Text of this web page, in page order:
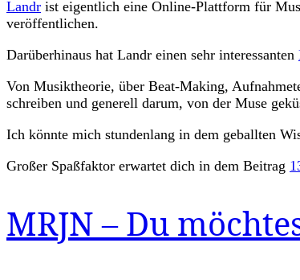
Landr ist eigentlich eine Online-Plattform für
veröffentlichen.
Darüberhinaus hat Landr einen sehr interessanten
Von Musiktheorie, über Beat-Making,
schreiben und generell darum, von der Muse
Ich könnte mich stundenlang in dem geballten
Großer Spaßfaktor erwartet dich in dem Beitrag
MRJN – Du